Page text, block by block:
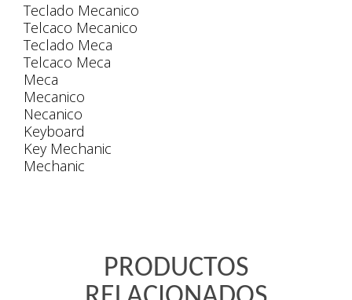
Teclado Mecanico
Telcaco Mecanico
Teclado Meca
Telcaco Meca
Meca
Mecanico
Necanico
Keyboard
Key Mechanic
Mechanic
PRODUCTOS